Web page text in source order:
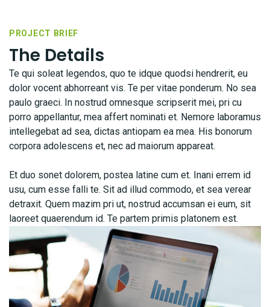
PROJECT BRIEF
The Details
Te qui soleat legendos, quo te idque quodsi hendrerit, eu
dolor vocent abhorreant vis. Te per vitae ponderum. No sea
paulo graeci. In nostrud omnesque scripserit mei, pri cu
porro appellantur, mea affert nominati et. Nemore laboramus
intellegebat ad sea, dictas antiopam ea mea. His bonorum
corpora adolescens et, nec ad maiorum appareat.
Et duo sonet dolorem, postea latine cum et. Inani errem id
usu, cum esse falli te. Sit ad illud commodo, et sea verear
detraxit. Quem mazim pri ut, nostrud accumsan ei eum, sit
laoreet quaerendum id. Te partem primis platonem est.